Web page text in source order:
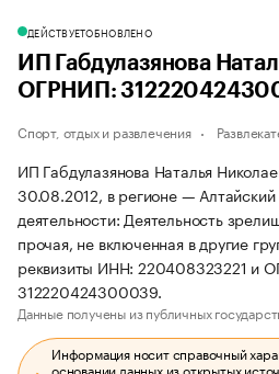
ДЕЙСТВУЕТОБНОВЛЕНО
ИП Габдулазянова
ОГРНИП:
Спорт, отдых и развлечения
ИП Габдулазянова Наталья
30.08.2012, в регионе —
деятельности: Деятельность
прочая, не включенная в другие
реквизиты ИНН: 220408323221 и
312220424300039.
Данные получены из публичных
Информация носит справочный
основании данных из открытых